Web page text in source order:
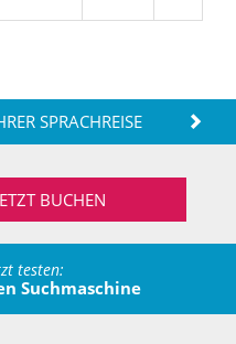
SPRACHREISE
BUCHEN
testen:
Suchmaschine